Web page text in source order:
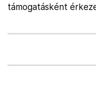
támogatásként